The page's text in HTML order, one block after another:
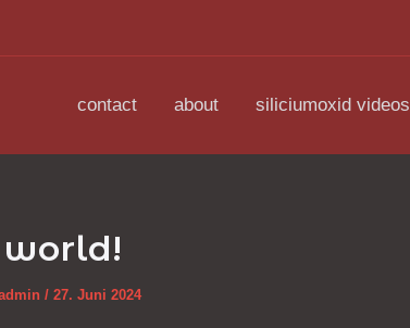
contact
about siliciumoxid videos
/ 27. Juni 2024